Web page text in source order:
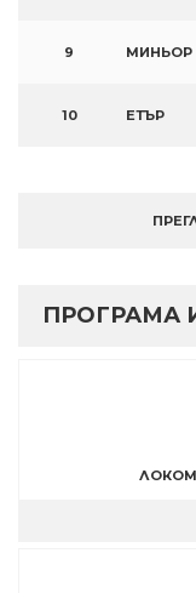
9 МИНЬОР
10 ЕТЪР
ПРОГРАМА